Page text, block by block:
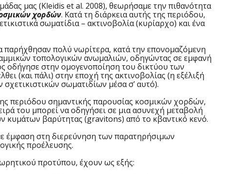
μας (Kleidis et al. 2008), θεωρήσαμε την πιθανότητα
χορδών. Κατά τη διάρκεια αυτής της περιόδου,
σωματίδια – ακτινοβολία (κυρίαρχο) και ένα
πολύ νωρίτερα, κατά την επονομαζόμενη
τοπολογικών ανωμαλιών, οδηγώντας σε εμφανή
οδήγησε στην ομογενοποίηση του δικτύου των
(και πάλι) στην εποχή της ακτινοβολίας (η εξέλιξή
σωματιδίων μέσα σ’ αυτό).
περιόδου σημαντικής παρουσίας κοσμικών χορδών,
του μπορεί να οδηγήσει σε μια ασυνεχή μεταβολή
κυμάτων βαρύτητας (gravitons) από το κβαντικό κενό.
έμφαση στη διερεύνηση των παρατηρήσιμων
προέλευσης.
προτύπου, έχουν ως εξής: